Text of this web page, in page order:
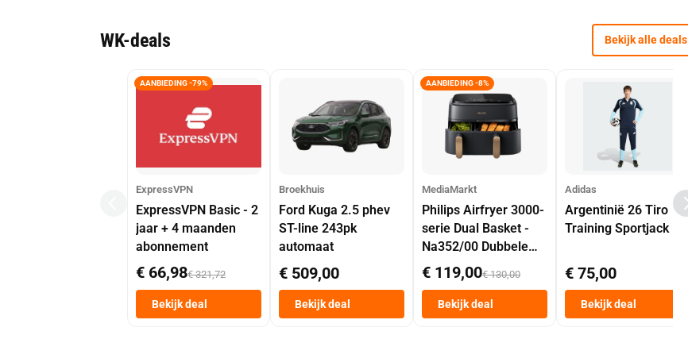
WK-deals Bekijk alle deals
AANBIEDING -79%
ExpressVPN
ExpressVPN Basic - 2
jaar + 4 maanden
abonnement
€ 66,98€ 321,72
Bekijk deal
Broekhuis
Ford Kuga 2.5 phev
ST-line 243pk
automaat
€ 509,00
Bekijk deal
AANBIEDING -8%
MediaMarkt
Philips Airfryer 3000-
serie Dual Basket -
Na352/00 Dubbele
Mand 9 L Tot 6
Personen
Heteluchtfriteuse
Zwart
€ 119,00€ 130,00
Bekijk deal
Adidas
Argentinië 26 Tiro
Training Sportjack
€ 75,00
Bekijk deal